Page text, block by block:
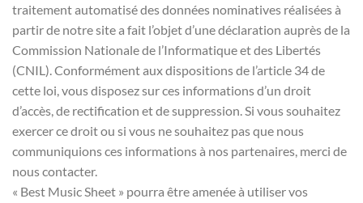
traitement automatisé des données nominatives réalisées à
partir de notre site a fait l’objet d’une déclaration auprès de la
Commission Nationale de l’Informatique et des Libertés
(CNIL). Conformément aux dispositions de l’article 34 de
cette loi, vous disposez sur ces informations d’un droit
d’accès, de rectification et de suppression. Si vous souhaitez
exercer ce droit ou si vous ne souhaitez pas que nous
communiquions ces informations à nos partenaires, merci de
nous contacter.
« Best Music Sheet » pourra être amenée à utiliser vos